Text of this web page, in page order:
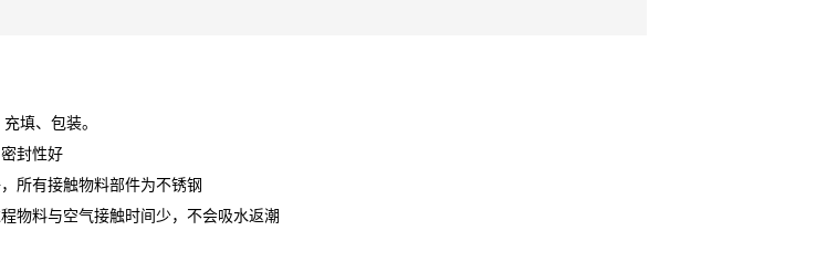
填、包装。
封性好
所有接触物料部件为不锈钢
物料与空气接触时间少，不会吸水返潮